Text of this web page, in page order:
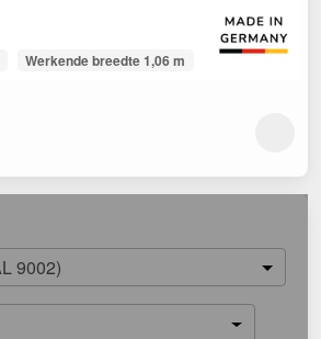
Werkende breedte 1,06 m
9002)